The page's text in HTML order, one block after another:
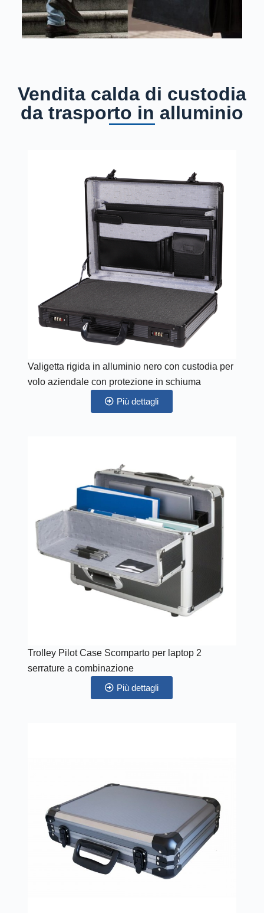
Vendita calda di custodia
da trasporto in alluminio
Valigetta rigida in alluminio nero con custodia per
volo aziendale con protezione in schiuma
Più dettagli
Trolley Pilot Case Scomparto per laptop 2
serrature a combinazione
Più dettagli